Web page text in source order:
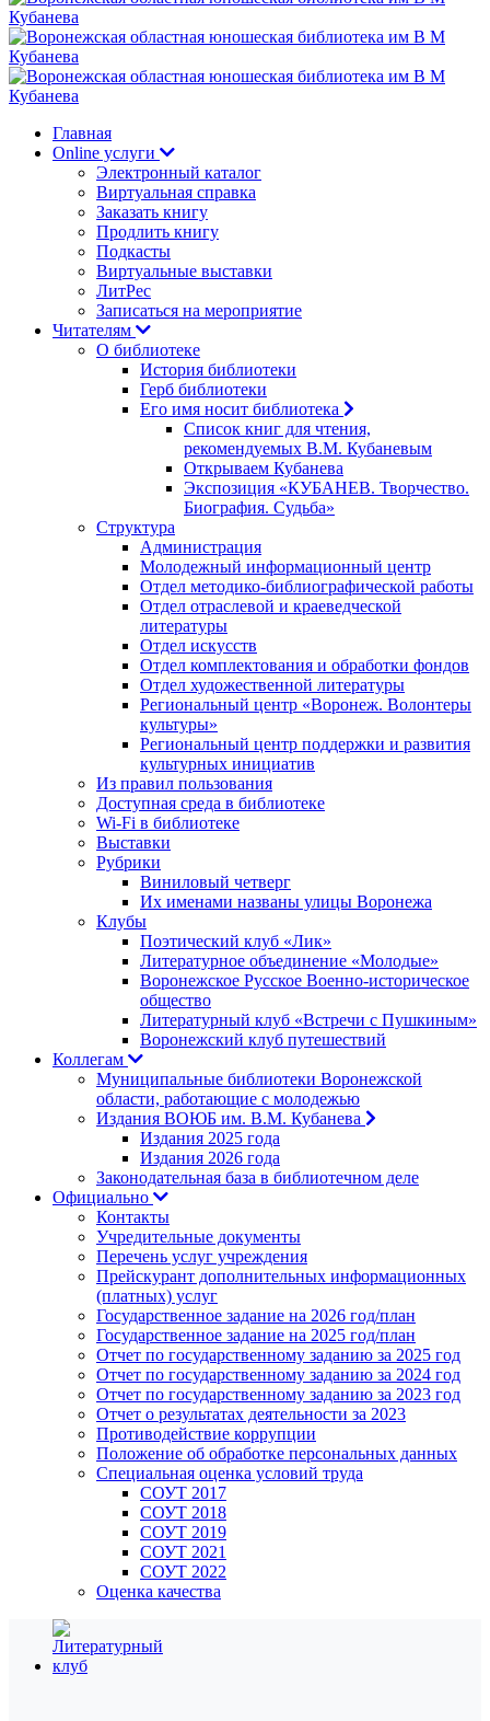
Главная
Online услуги
Электронный каталог
Виртуальная справка
Заказать книгу
Продлить книгу
Подкасты
Виртуальные выставки
ЛитРес
Записаться на мероприятие
Читателям
О библиотеке
История библиотеки
Герб библиотеки
Его имя носит библиотека
Список книг для чтения,
рекомендуемых В.М. Кубаневым
Открываем Кубанева
Экспозиция «КУБАНЕВ. Творчество.
Биография. Судьба»
Структура
Администрация
Молодежный информационный центр
Отдел методико-библиографической работы
Отдел отраслевой и краеведческой
литературы
Отдел искусств
Отдел комплектования и обработки фондов
Отдел художественной литературы
Региональный центр «Воронеж. Волонтеры
культуры»
Региональный центр поддержки и развития
культурных инициатив
Из правил пользования
Доступная среда в библиотеке
Wi-Fi в библиотеке
Выставки
Рубрики
Виниловый четверг
Их именами названы улицы Воронежа
Клубы
Поэтический клуб «Лик»
Литературное объединение «Молодые»
Воронежское Русское Военно-историческое
общество
Литературный клуб «Встречи с Пушкиным»
Воронежский клуб путешествий
Коллегам
Муниципальные библиотеки Воронежской
области, работающие с молодежью
Издания ВОЮБ им. В.М. Кубанева
Издания 2025 года
Издания 2026 года
Законодательная база в библиотечном деле
Официально
Контакты
Учредительные документы
Перечень услуг учреждения
Прейскурант дополнительных информационных
(платных) услуг
Государственное задание на 2026 год/план
Государственное задание на 2025 год/план
Отчет по государственному заданию за 2025 год
Отчет по государственному заданию за 2024 год
Отчет по государственному заданию за 2023 год
Отчет о результатах деятельности за 2023
Противодействие коррупции
Положение об обработке персональных данных
Специальная оценка условий труда
СОУТ 2017
СОУТ 2018
СОУТ 2019
СОУТ 2021
СОУТ 2022
Оценка качества